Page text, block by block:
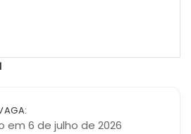
em 6 de julho de 2026